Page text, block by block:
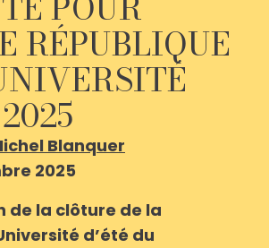
RÉPUBLIQUE
Blanquer
2025
de la clôture de la
d’été du